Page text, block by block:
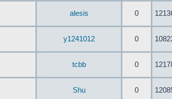
alesis 0
y1241012 0
tcbb 0
Shu 0